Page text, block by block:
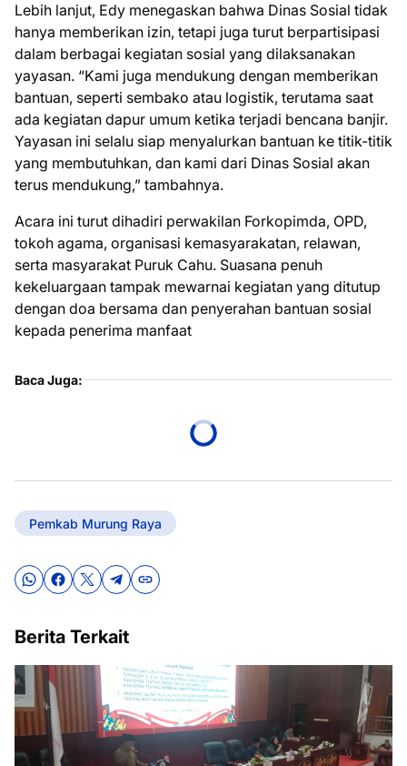
Lebih lanjut, Edy menegaskan bahwa Dinas Sosial tidak
hanya memberikan izin, tetapi juga turut berpartisipasi
dalam berbagai kegiatan sosial yang dilaksanakan
yayasan. “Kami juga mendukung dengan memberikan
bantuan, seperti sembako atau logistik, terutama saat
ada kegiatan dapur umum ketika terjadi bencana banjir.
Yayasan ini selalu siap menyalurkan bantuan ke titik-titik
yang membutuhkan, dan kami dari Dinas Sosial akan
terus mendukung,” tambahnya.
Acara ini turut dihadiri perwakilan Forkopimda, OPD,
tokoh agama, organisasi kemasyarakatan, relawan,
serta masyarakat Puruk Cahu. Suasana penuh
kekeluargaan tampak mewarnai kegiatan yang ditutup
dengan doa bersama dan penyerahan bantuan sosial
kepada penerima manfaat
Baca Juga:
Pemkab Murung Raya
Berita Terkait